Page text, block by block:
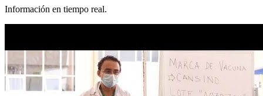
Información en tiempo real.